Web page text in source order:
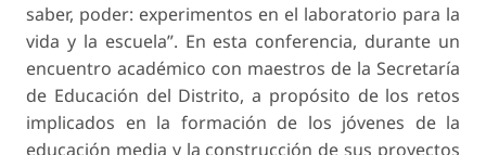
saber, poder: experimentos en el laboratorio para la
vida y la escuela”. En esta conferencia, durante un
encuentro académico con maestros de la Secretaría
de Educación del Distrito, a propósito de los retos
implicados en la formación de los jóvenes de la
educación media y la construcción de sus proyectos